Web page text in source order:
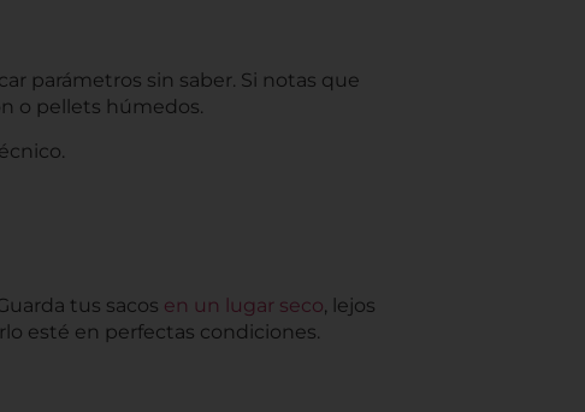
parámetros sin saber. Si notas que
o pellets húmedos.
tus sacos en un lugar seco, lejos
esté en perfectas condiciones.